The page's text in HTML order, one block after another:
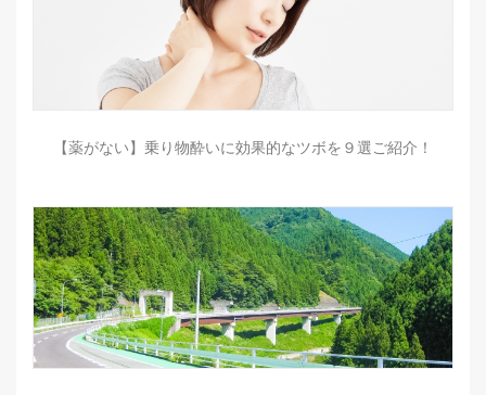
【薬がない】乗り物酔いに効果的なツボを９選ご紹介！